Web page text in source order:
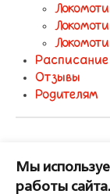
Расписание
Отзывы
Родителям
Мы
работы сайта.